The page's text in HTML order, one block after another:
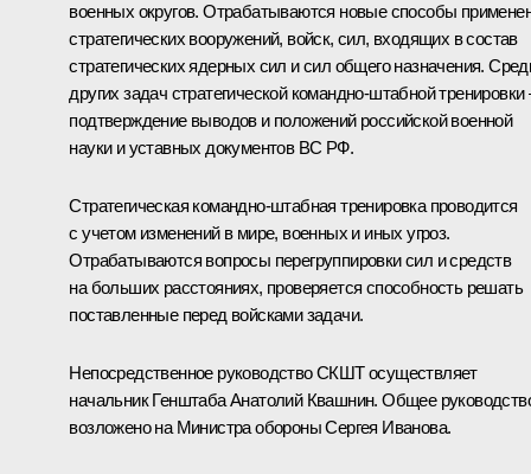
военных округов. Отрабатываются новые способы
стратегических вооружений, войск, сил, входящих в состав
стратегических ядерных сил и сил общего назначения.
других задач стратегической командно-штабной тренировки
подтверждение выводов и положений российской военной
науки и уставных документов ВС РФ.
Стратегическая командно-штабная тренировка проводится
с учетом изменений в мире, военных и иных угроз.
Отрабатываются вопросы перегруппировки сил и средств
на больших расстояниях, проверяется способность решать
поставленные перед войсками задачи.
Непосредственное руководство СКШТ осуществляет
начальник Генштаба Анатолий Квашнин. Общее
возложено на Министра обороны Сергея Иванова.